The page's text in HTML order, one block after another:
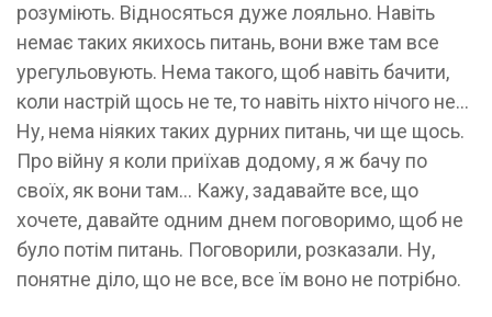
розуміють. Відносяться дуже лояльно. Навіть
немає таких якихось питань, вони вже там все
урегульовують. Нема такого, щоб навіть бачити,
коли настрій щось не те, то навіть ніхто нічого не...
Ну, нема ніяких таких дурних питань, чи ще щось.
Про війну я коли приїхав додому, я ж бачу по
своїх, як вони там... Кажу, задавайте все, що
хочете, давайте одним днем поговоримо, щоб не
було потім питань. Поговорили, розказали. Ну,
понятне діло, що не все, все їм воно не потрібно.